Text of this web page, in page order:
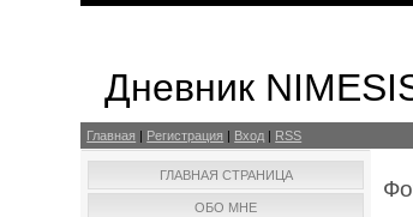
Дневник
Главная | Регистрация | Вход | RSS
ГЛАВНАЯ СТРАНИЦА
ОБО МНЕ